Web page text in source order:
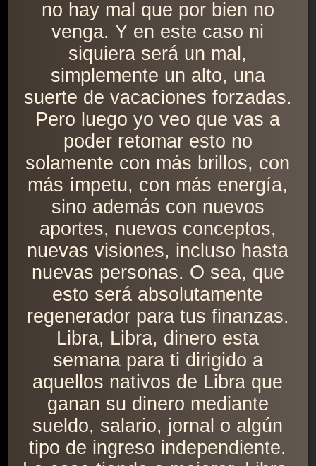
no hay mal que por bien no
venga. Y en este caso ni
siquiera será un mal,
simplemente un alto, una
suerte de vacaciones forzadas.
Pero luego yo veo que vas a
poder retomar esto no
solamente con más brillos, con
más ímpetu, con más energía,
sino además con nuevos
aportes, nuevos conceptos,
nuevas visiones, incluso hasta
nuevas personas. O sea, que
esto será absolutamente
regenerador para tus finanzas.
Libra, Libra, dinero esta
semana para ti dirigido a
aquellos nativos de Libra que
ganan su dinero mediante
sueldo, salario, jornal o algún
tipo de ingreso independiente.